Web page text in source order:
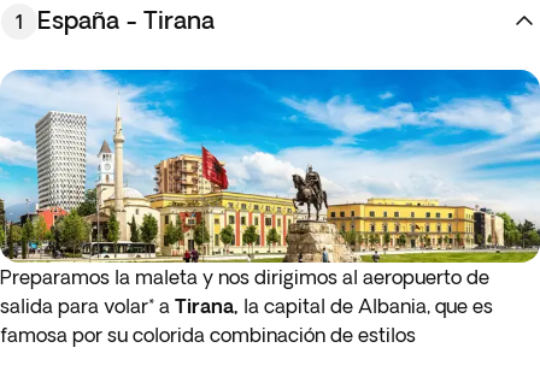
1 España - Tirana
Preparamos la maleta y nos dirigimos al aeropuerto de
salida para volar* a Tirana, la capital de Albania, que es
famosa por su colorida combinación de estilos